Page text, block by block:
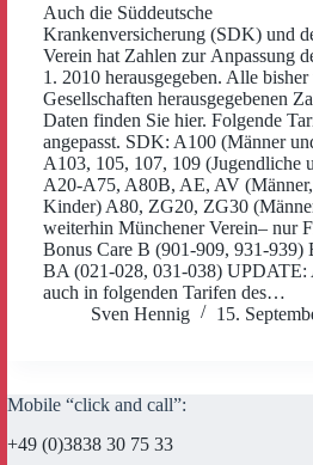
Auch die Süddeutsche
Krankenversicherung (SDK) und
Verein hat Zahlen zur Anpassung
1. 2010 herausgegeben. Alle bisher
Gesellschaften herausgegebenen
Daten finden Sie hier. Folgende
angepasst. SDK: A100 (Männer
A103, 105, 107, 109 (Jugendliche
A20-A75, A80B, AE, AV (Männer,
Kinder) A80, ZG20, ZG30
weiterhin Münchener Verein– nur
Bonus Care B (901-909, 931-939)
BA (021-028, 031-038) UPDATE:
auch in folgenden Tarifen des…
Sven Hennig
15.
Mobile “click and call”:
+49 (0)3838 30 75 33